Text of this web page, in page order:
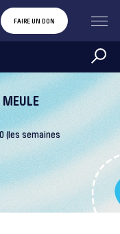
FAIRE UN DON
MEULE
(les semaines